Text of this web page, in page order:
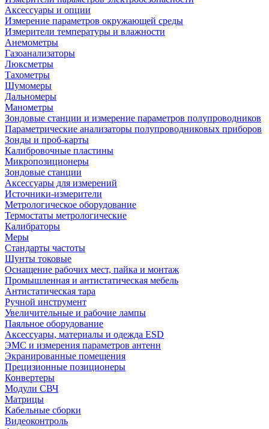
Аксессуары и опции
Измерение параметров окружающей среды
Измерители температуры и влажности
Анемометры
Газоанализаторы
Люксметры
Тахометры
Шумомеры
Дальномеры
Манометры
Зондовые станции и измерение параметров полупроводников
Параметрические анализаторы полупроводниковых приборов
Зонды и проб-карты
Калибровочные пластины
Микропозиционеры
Зондовые станции
Аксессуары для измерений
Источники-измерители
Метрологическое оборудование
Термостаты метрологические
Калибраторы
Меры
Стандарты частоты
Шунты токовые
Оснащение рабочих мест, пайка и монтаж
Промышленная и антистатическая мебель
Антистатическая тара
Ручной инструмент
Увеличительные и рабочие лампы
Паяльное оборудование
Аксессуары, материалы и одежда ESD
ЭМС и измерения параметров антенн
Экранированные помещения
Прецизионные позиционеры
Конвертеры
Модули СВЧ
Матрицы
Кабельные сборки
Видеоконтроль